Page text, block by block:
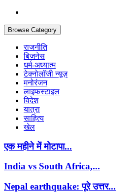
Browse Category
राजनीति
बिजनेस
धर्म-अध्यात्म
टेक्नोलॉजी न्यूज़
मनोरंजन
लाइफस्‍टाइल
विदेश
यात्रा
साहित्य
खेल
एक महीने में मोटापा...
India vs South Africa,...
Nepal earthquake: पूरे उत्तर...